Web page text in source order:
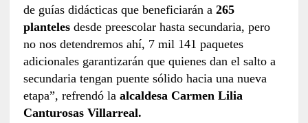
de guías didácticas que beneficiarán a 265
plantelesdesde preescolar hasta secundaria, pero
no nos detendremos ahí, 7 mil 141 paquetes
adicionales garantizarán que quienes dan el salto a
secundaria tengan puente sólido hacia una nueva
etapa”, refrendó la alcaldesa Carmen Lilia
Canturosas Villarreal.